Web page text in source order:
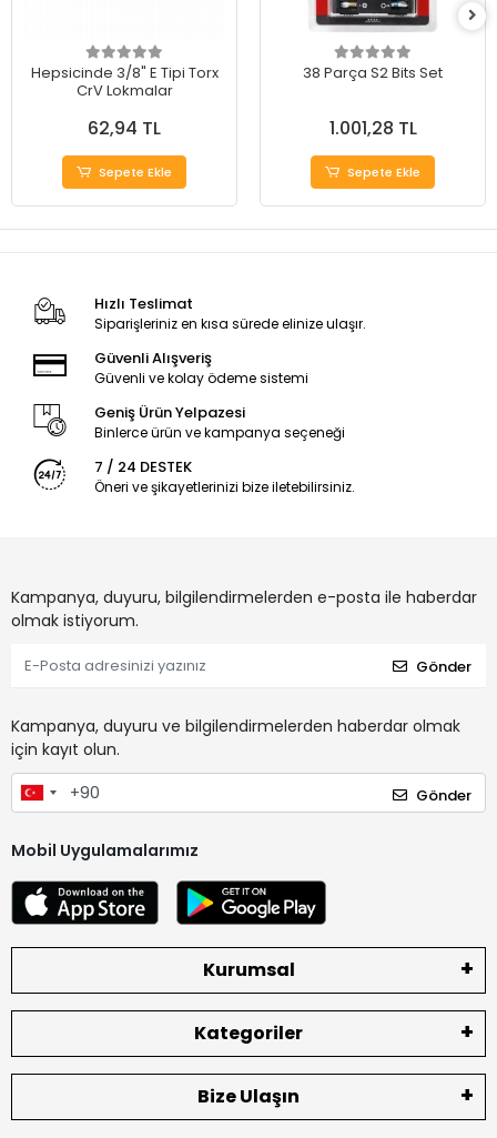
Hepsicinde 3/8" E Tipi Torx
CrV Lokmalar
62,94 TL
Sepete Ekle
38 Parça S2 Bits Set
1.001,28 TL
Sepete Ekle
Hızlı Teslimat
Siparişleriniz en kısa sürede elinize ulaşır.
Güvenli Alışveriş
Güvenli ve kolay ödeme sistemi
Geniş Ürün Yelpazesi
Binlerce ürün ve kampanya seçeneği
7 / 24 DESTEK
Öneri ve şikayetlerinizi bize iletebilirsiniz.
Kampanya, duyuru, bilgilendirmelerden e-posta ile haberdar
olmak istiyorum.
Gönder
Kampanya, duyuru ve bilgilendirmelerden haberdar olmak
için kayıt olun.
Gönder
Mobil Uygulamalarımız
Kurumsal
Kategoriler
Bize Ulaşın